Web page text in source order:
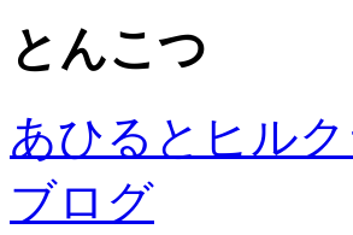
とんこつ
あひるとヒル
ブログ